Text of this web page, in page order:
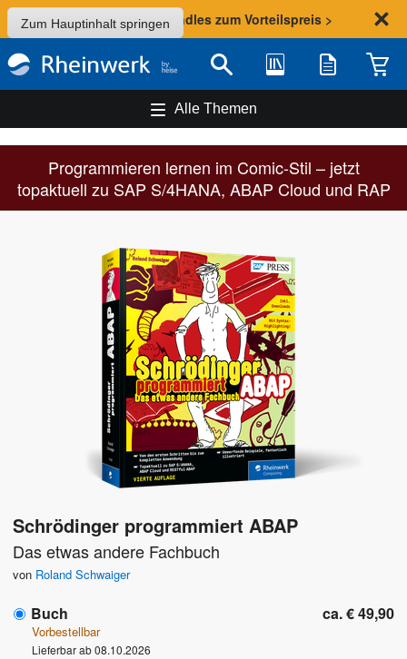
Zum Hauptinhalt springen
Sommer-Aktion: Bundles zum Vorteilspreis >
Suche Bibliothek Merkliste
Alle Themen
Programmieren lernen im Comic-Stil – jetzt
topaktuell zu SAP S/4HANA, ABAP Cloud und RAP
Schrödinger programmiert ABAP
Das etwas andere Fachbuch
von Roland Schwaiger
Buch ca. € 49,90
Vorbestellbar
Lieferbar ab 08.10.2026